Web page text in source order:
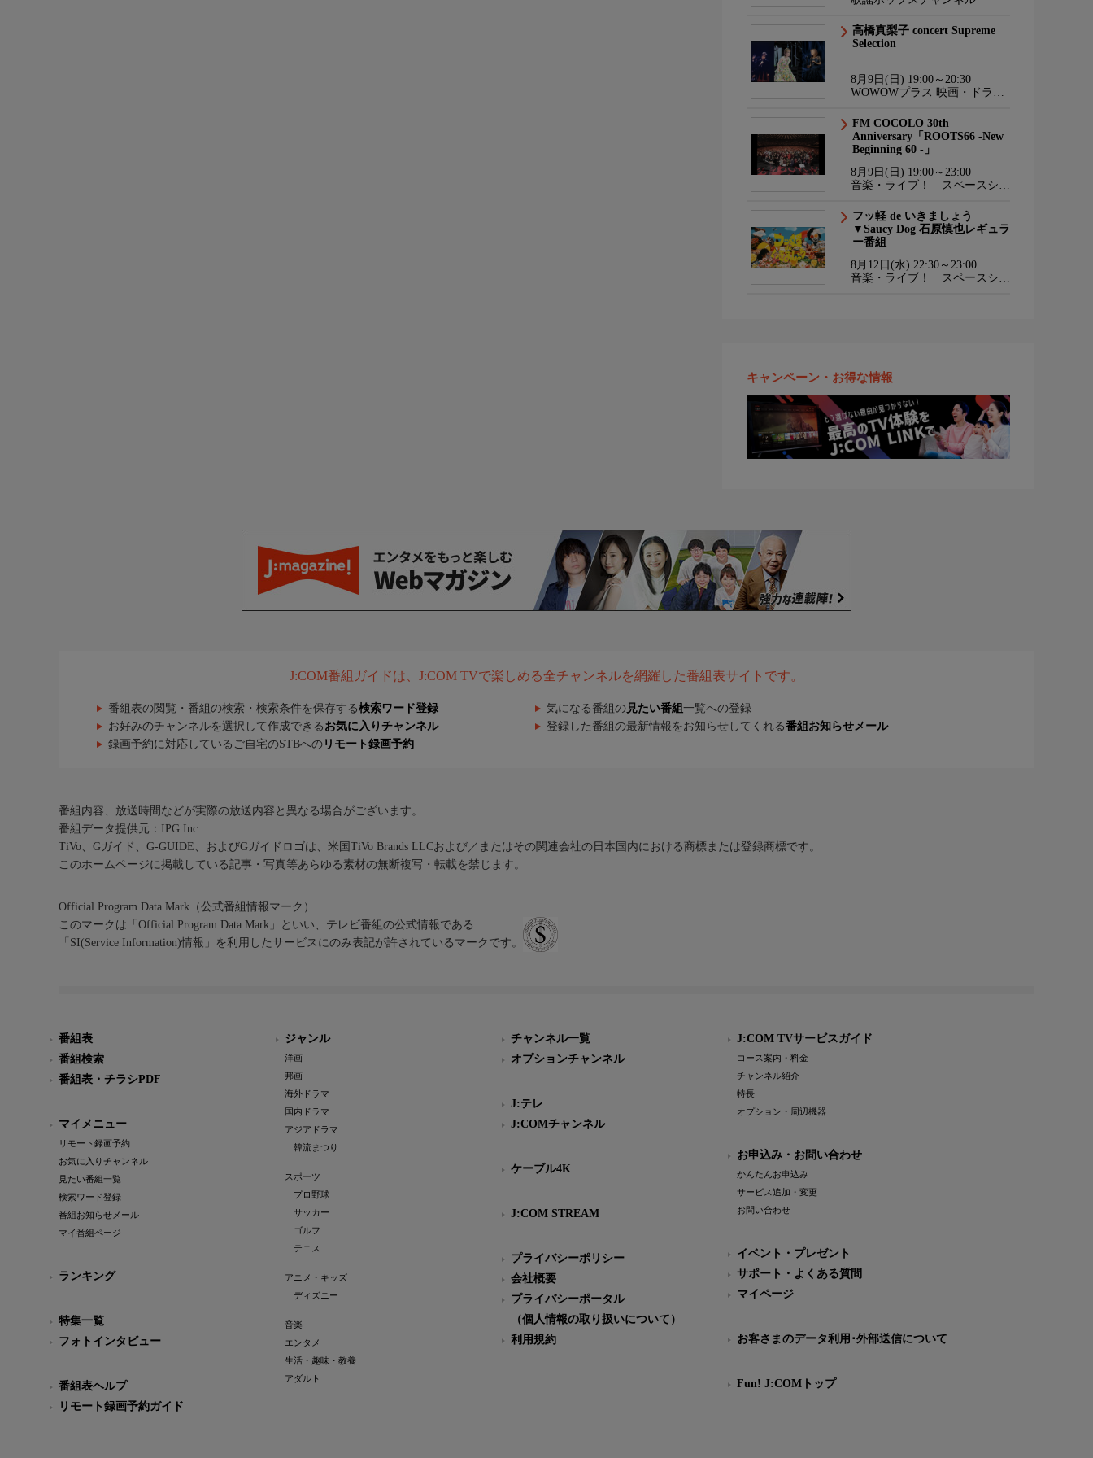
高橋真梨子 concert Supreme
Selection
8月9日(日) 19:00～20:30
WOWOWプラス 映画・ドラ
FM COCOLO 30th
Anniversary「ROOTS66 -New
Beginning 60 -」
8月9日(日) 19:00～23:00
音楽・ライブ！ スペースシャ
フッ軽 de いきましょう
▼Saucy Dog 石原慎也レギュラ
ー番組
8月12日(水) 22:30～23:00
音楽・ライブ！ スペースシャ
キャンペーン・お得な情報
J:COM番組ガイドは、J:COM TVで楽しめる全チャンネルを網羅した番組表サイトです。
番組表の閲覧・番組の検索・検索条件を保存する検索ワード登録 気になる番組の 見たい番組 一覧への登録
お好みのチャンネルを選択して作成できる お気に入りチャンネル 登録した番組の最新情報をお知らせしてくれる番組お知らせメール
録画予約に対応しているご自宅のSTBへの リモート録画予約
番組内容、放送時間などが実際の放送内容と異なる場合がございます。
番組データ提供元：IPG Inc.
TiVo、Gガイド、G-GUIDE、およびGガイドロゴは、米国TiVo Brands LLCおよび／またはその関連会社の日本国内における商標または登録商標です。
このホームページに掲載している記事・写真等あらゆる素材の無断複写・転載を禁じます。
Official Program Data Mark（公式番組情報マーク）
このマークは「Official Program Data Mark」といい、テレビ番組の公式情報である
「SI(Service Information)情報」を利用したサービスにのみ表記が許されているマークです。
番組表
番組検索
番組表・チラシPDF
マイメニュー
リモート録画予約
お気に入りチャンネル
見たい番組一覧
検索ワード登録
番組お知らせメール
マイ番組ページ
ランキング
特集一覧
フォトインタビュー
番組表ヘルプ
リモート録画予約ガイド
ジャンル
洋画
邦画
海外ドラマ
国内ドラマ
アジアドラマ
韓流まつり
スポーツ
プロ野球
サッカー
ゴルフ
テニス
アニメ・キッズ
ディズニー
音楽
エンタメ
生活・趣味・教養
アダルト
チャンネル一覧
オプションチャンネル
J:テレ
J:COMチャンネル
ケーブル4K
J:COM STREAM
プライバシーポリシー
会社概要
プライバシーポータル
（個人情報の取り扱いについて）
利用規約
J:COM TVサービスガイド
コース案内・料金
チャンネル紹介
特長
オプション・周辺機器
お申込み・お問い合わせ
かんたんお申込み
サービス追加・変更
お問い合わせ
イベント・プレゼント
サポート・よくある質問
マイページ
お客さまのデータ利用･外部送信について
Fun! J:COMトップ